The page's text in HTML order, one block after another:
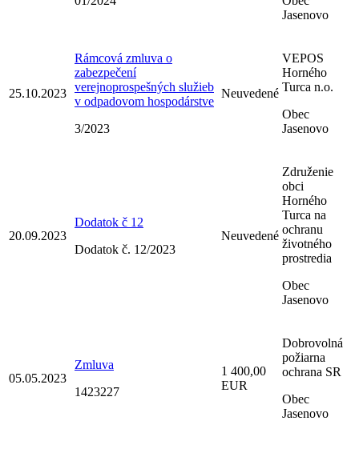
Jasenovo
25.10.2023
Rámcová zmluva o
zabezpečení
verejnoprospešných služieb
v odpadovom hospodárstve
3/2023
Neuvedené
VEPOS
Horného
Turca n.o.
Obec
Jasenovo
20.09.2023
Dodatok č 12
Dodatok č. 12/2023
Neuvedené
Združenie
obci
Horného
Turca na
ochranu
životného
prostredia
Obec
Jasenovo
05.05.2023
Zmluva
1423227
1 400,00
EUR
Dobrovolná
požiarna
ochrana SR
Obec
Jasenovo